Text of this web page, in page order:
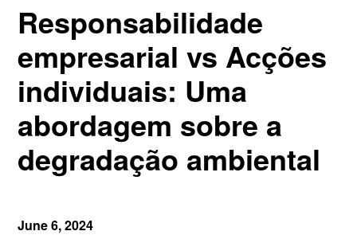
Responsabilidade
empresarial vs Acções
individuais: Uma
abordagem sobre a
degradação ambiental
June 6, 2024